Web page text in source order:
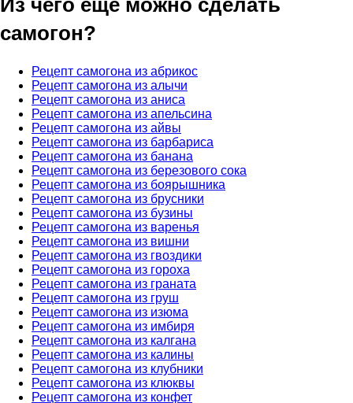
Из чего еще можно сделать
самогон?
Рецепт самогона из абрикос
Рецепт самогона из алычи
Рецепт самогона из аниса
Рецепт самогона из апельсина
Рецепт самогона из айвы
Рецепт самогона из барбариса
Рецепт самогона из банана
Рецепт самогона из березового сока
Рецепт самогона из боярышника
Рецепт самогона из брусники
Рецепт самогона из бузины
Рецепт самогона из варенья
Рецепт самогона из вишни
Рецепт самогона из гвоздики
Рецепт самогона из гороха
Рецепт самогона из граната
Рецепт самогона из груш
Рецепт самогона из изюма
Рецепт самогона из имбиря
Рецепт самогона из калгана
Рецепт самогона из калины
Рецепт самогона из клубники
Рецепт самогона из клюквы
Рецепт самогона из конфет